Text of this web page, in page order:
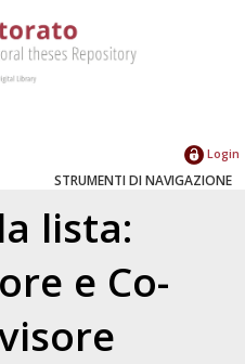
Login
STRUMENTI DI NAVIGAZIONE
lista:
e Co-